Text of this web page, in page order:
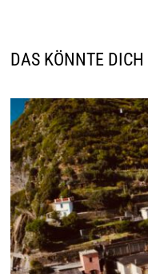
DAS KÖNNTE